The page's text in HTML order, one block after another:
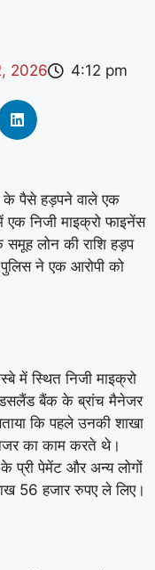
2026 4:12 pm
के पैसे हड़पने वाले एक
एक निजी माइक्रो फाइनेंस
समूह लोन की राशि हड़प
ने एक आरोपी को
में स्थित निजी माइक्रो
बैंक के ब्रांच मैनेजर
कि पहले उनकी शाखा
का काम करते थे।
प्री पेमेंट और अन्य लोगों
56 हजार रुपए ले लिए।